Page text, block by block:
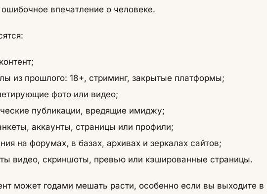
впечатление о человеке.
из прошлого: 18+, стриминг, закрытые платформы;
фото или видео;
публикации, вредящие имиджу;
аккаунты, страницы или профили;
на форумах, в базах, архивах и зеркалах сайтов;
видео, скриншоты, превью или кэшированные страницы.
может годами мешать расти, особенно если вы выходите в